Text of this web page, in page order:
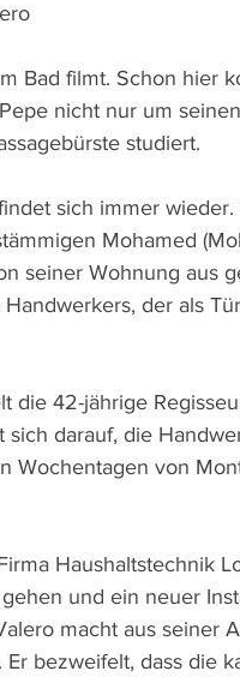
Bad filmt. Schon hier
nicht nur um
studiert.
sich immer
Mohamed
seiner Wohnung aus
der als
die 42-jährige
sich darauf, die
Wochentagen von
Haushaltstechnik
und ein neuer
macht aus seiner
bezweifelt, dass die